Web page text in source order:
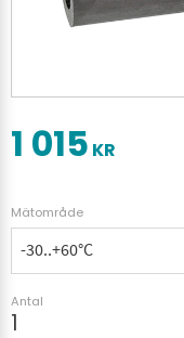
1 015 KR
Mätområde
Antal